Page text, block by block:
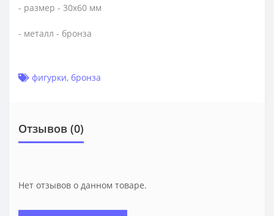
- размер - 30х60 мм
- металл - бронза
фигурки, бронза
Отзывов (0)
Нет отзывов о данном товаре.